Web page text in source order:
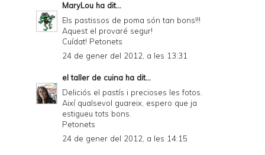
MaryLou ha dit...
Els pastissos de poma són tan bons!!!
Aquest el provaré segur!
Cuídat! Petonets
24 de gener del 2012, a les 13:31
el taller de cuina ha dit...
Deliciós el pastís i precioses les fotos.
Així qualsevol guareix, espero que ja
estigueu tots bons.
Petonets
24 de gener del 2012, a les 14:15